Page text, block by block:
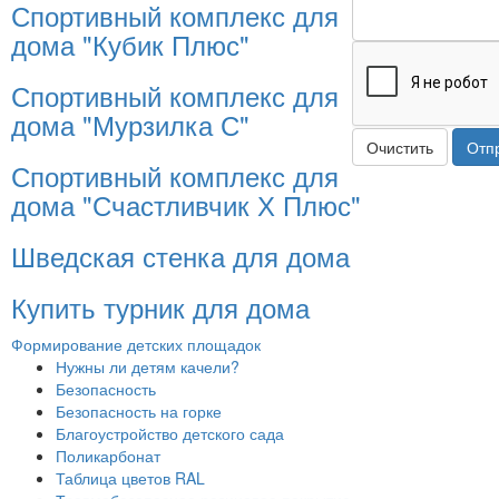
Спортивный комплекс для
дома "Кубик Плюс"
Спортивный комплекс для
дома "Мурзилка С"
Спортивный комплекс для
дома "Счастливчик Х Плюс"
Шведская стенка для дома
Купить турник для дома
Формирование детских площадок
Нужны ли детям качели?
Безопасность
Безопасность на горке
Благоустройство детского сада
Поликарбонат
Таблица цветов RAL
Очистить